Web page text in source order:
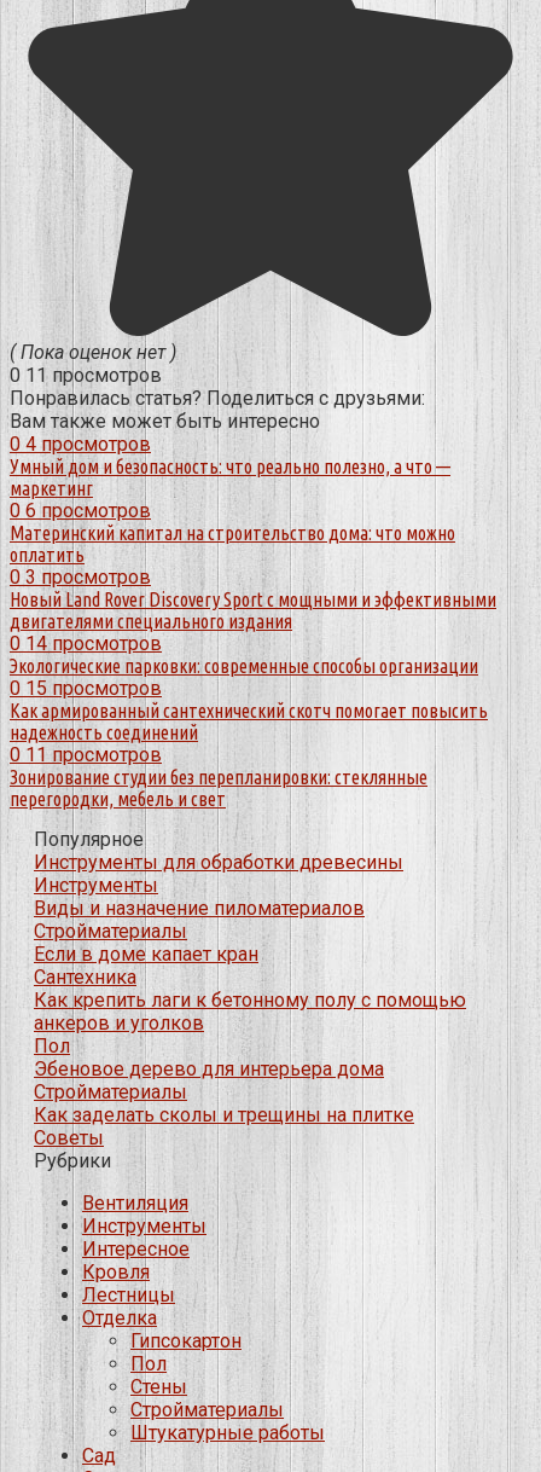
( Пока оценок нет )
0 11 просмотров
Понравилась статья? Поделиться с друзьями:
Вам также может быть интересно
0 4 просмотров
Умный дом и безопасность: что реально полезно, а что —
маркетинг
0 6 просмотров
Материнский капитал на строительство дома: что можно
оплатить
0 3 просмотров
Новый Land Rover Discovery Sport с мощными и эффективными
двигателями специального издания
0 14 просмотров
Экологические парковки: современные способы организации
0 15 просмотров
Как армированный сантехнический скотч помогает повысить
надежность соединений
0 11 просмотров
Зонирование студии без перепланировки: стеклянные
перегородки, мебель и свет
Популярное
Инструменты для обработки древесины
Инструменты
Виды и назначение пиломатериалов
Стройматериалы
Если в доме капает кран
Сантехника
Как крепить лаги к бетонному полу с помощью
анкеров и уголков
Пол
Эбеновое дерево для интерьера дома
Стройматериалы
Как заделать сколы и трещины на плитке
Советы
Рубрики
Вентиляция
Инструменты
Интересное
Кровля
Лестницы
Отделка
Гипсокартон
Пол
Стены
Стройматериалы
Штукатурные работы
Сад